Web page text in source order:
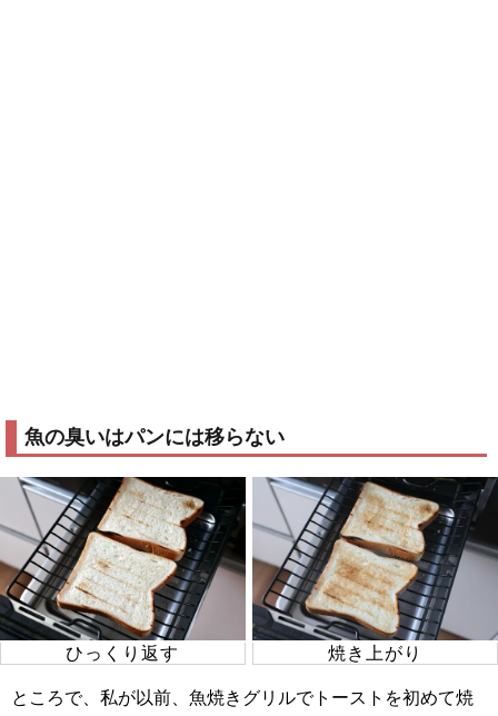
魚の臭いはパンには移らない
ひっくり返す 焼き上がり
ところで、私が以前、魚焼きグリルでトーストを初めて焼